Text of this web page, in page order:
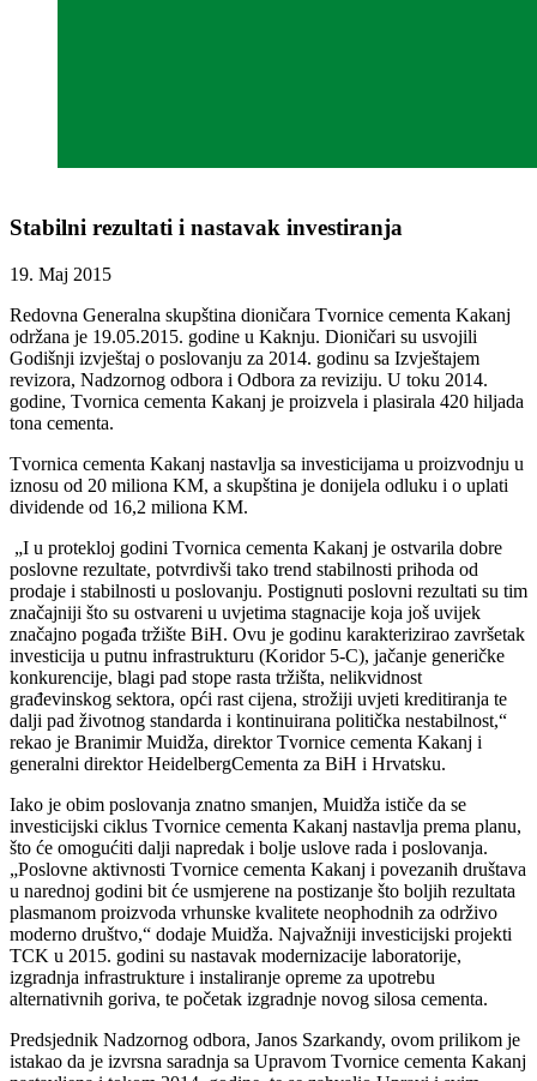
Stabilni rezultati i nastavak investiranja
19. Maj 2015
Redovna Generalna skupština dioničara Tvornice cementa Kakanj
održana je 19.05.2015. godine u Kaknju. Dioničari su usvojili
Godišnji izvještaj o poslovanju za 2014. godinu sa Izvještajem
revizora, Nadzornog odbora i Odbora za reviziju. U toku 2014.
godine, Tvornica cementa Kakanj je proizvela i plasirala 420 hiljada
tona cementa.
Tvornica cementa Kakanj nastavlja sa investicijama u proizvodnju u
iznosu od 20 miliona KM, a skupština je donijela odluku i o uplati
dividende od 16,2 miliona KM.
„I u protekloj godini Tvornica cementa Kakanj je ostvarila dobre
poslovne rezultate, potvrdivši tako trend stabilnosti prihoda od
prodaje i stabilnosti u poslovanju. Postignuti poslovni rezultati su tim
značajniji što su ostvareni u uvjetima stagnacije koja još uvijek
značajno pogađa tržište BiH. Ovu je godinu karakterizirao završetak
investicija u putnu infrastrukturu (Koridor 5-C), jačanje generičke
konkurencije, blagi pad stope rasta tržišta, nelikvidnost
građevinskog sektora, opći rast cijena, strožiji uvjeti kreditiranja te
dalji pad životnog standarda i kontinuirana politička nestabilnost,“
rekao je Branimir Muidža, direktor Tvornice cementa Kakanj i
generalni direktor HeidelbergCementa za BiH i Hrvatsku.
Iako je obim poslovanja znatno smanjen, Muidža ističe da se
investicijski ciklus Tvornice cementa Kakanj nastavlja prema planu,
što će omogućiti dalji napredak i bolje uslove rada i poslovanja.
„Poslovne aktivnosti Tvornice cementa Kakanj i povezanih društava
u narednoj godini bit će usmjerene na postizanje što boljih rezultata
plasmanom proizvoda vrhunske kvalitete neophodnih za održivo
moderno društvo,“ dodaje Muidža. Najvažniji investicijski projekti
TCK u 2015. godini su nastavak modernizacije laboratorije,
izgradnja infrastrukture i instaliranje opreme za upotrebu
alternativnih goriva, te početak izgradnje novog silosa cementa.
Predsjednik Nadzornog odbora, Janos Szarkandy, ovom prilikom je
istakao da je izvrsna saradnja sa Upravom Tvornice cementa Kakanj